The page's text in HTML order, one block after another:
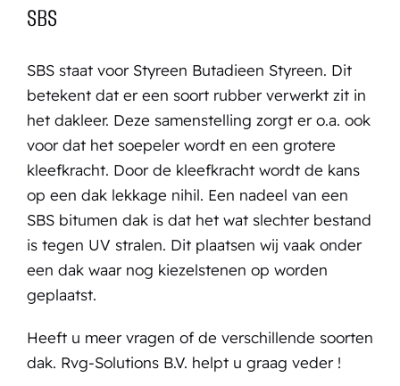
SBS
SBS staat voor Styreen Butadieen Styreen. Dit
betekent dat er een soort rubber verwerkt zit in
het dakleer. Deze samenstelling zorgt er o.a. ook
voor dat het soepeler wordt en een grotere
kleefkracht. Door de kleefkracht wordt de kans
op een dak lekkage nihil. Een nadeel van een
SBS bitumen dak is dat het wat slechter bestand
is tegen UV stralen. Dit plaatsen wij vaak onder
een dak waar nog kiezelstenen op worden
geplaatst.
Heeft u meer vragen of de verschillende soorten
dak. Rvg-Solutions B.V. helpt u graag veder !